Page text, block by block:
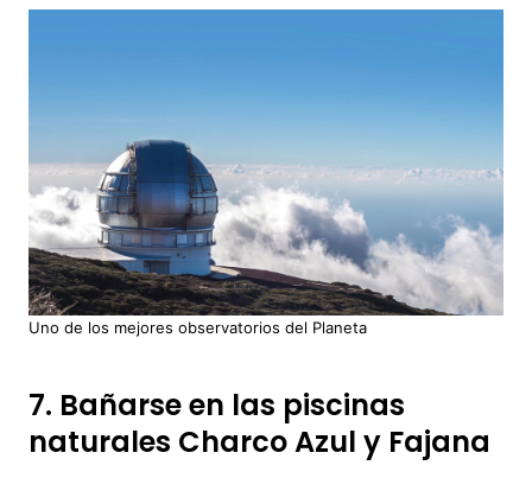
Uno de los mejores observatorios del Planeta
7. Bañarse en las piscinas
naturales Charco Azul y Fajana